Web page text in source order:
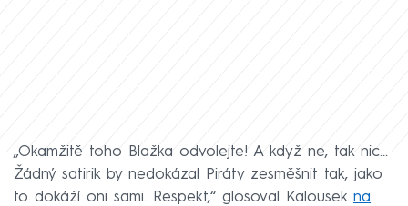
„Okamžitě toho Blažka odvolejte! A když ne, tak nic…
Žádný satirik by nedokázal Piráty zesměšnit tak, jako
to dokáží oni sami. Respekt,“ glosoval Kalousek na